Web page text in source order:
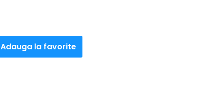
Adauga la favorite